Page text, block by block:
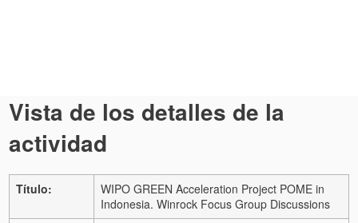
Vista de los detalles de la
actividad
Título:
WIPO GREEN Acceleration Project POME in
Indonesia. Winrock Focus Group Discussions